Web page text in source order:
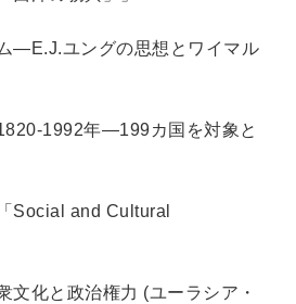
ンピュータ書籍
イオテクノロジー
科学書
―E.J.ユングの思想とワイマル
‐1992年―199カ国を対象と
Social and Cultural
文化と政治権力 (ユーラシア・